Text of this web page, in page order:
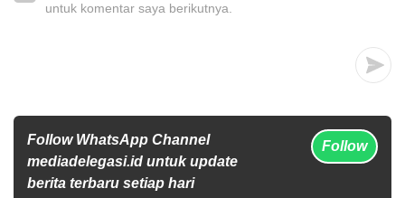
untuk komentar saya berikutnya.
Follow WhatsApp Channel
mediadelegasi.id untuk update
berita terbaru setiap hari
Follow